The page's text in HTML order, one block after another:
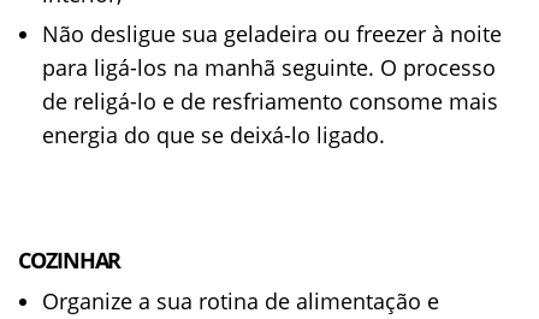
Não desligue sua geladeira ou freezer à noite
para ligá-los na manhã seguinte. O processo
de religá-lo e de resfriamento consome mais
energia do que se deixá-lo ligado.
COZINHAR
Organize a sua rotina de alimentação e